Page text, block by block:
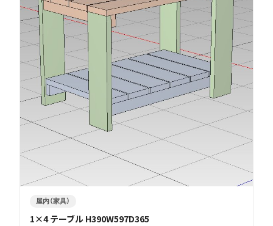
屋内（家具）
1×4 テーブル H390W597D365